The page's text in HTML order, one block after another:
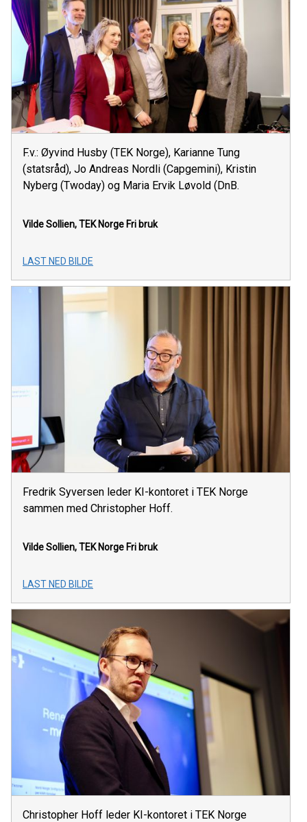
F.v.: Øyvind Husby (TEK Norge), Karianne Tung
(statsråd), Jo Andreas Nordli (Capgemini), Kristin
Nyberg (Twoday) og Maria Ervik Løvold (DnB.
Vilde Sollien, TEK Norge Fri bruk
LAST NED BILDE
Fredrik Syversen leder KI-kontoret i TEK Norge
sammen med Christopher Hoff.
Vilde Sollien, TEK Norge Fri bruk
LAST NED BILDE
Christopher Hoff leder KI-kontoret i TEK Norge